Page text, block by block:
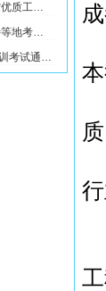
优质工…
等地考…
考试通…
质